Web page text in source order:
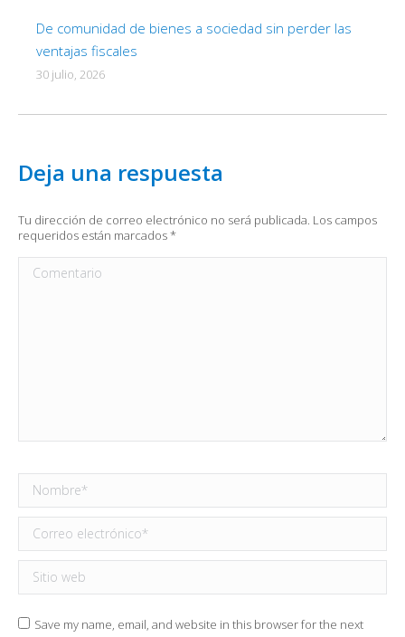
De comunidad de bienes a sociedad sin perder las
ventajas fiscales
30 julio, 2026
Deja una respuesta
Tu dirección de correo electrónico no será publicada. Los campos
requeridos están marcados*
Comentario
Nombre *
Correo electrónico *
Sitio web
Save my name, email, and website in this browser for the next